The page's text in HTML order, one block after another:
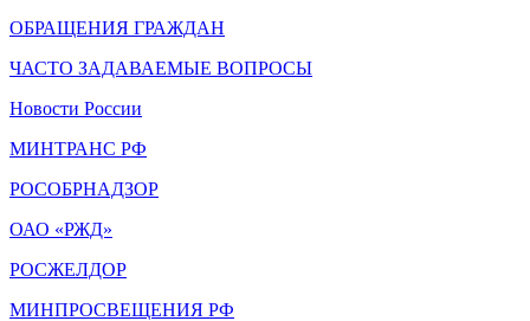
ОБРАЩЕНИЯ ГРАЖДАН
ЧАСТО ЗАДАВАЕМЫЕ ВОПРОСЫ
Новости России
МИНТРАНС РФ
РОСОБРНАДЗОР
ОАО «РЖД»
РОСЖЕЛДОР
МИНПРОСВЕЩЕНИЯ РФ